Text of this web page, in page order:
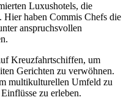
Luxushotels, die
Hier haben Commis Chefs die
anspruchsvollen
Kreuzfahrtschiffen, um
Gerichten zu verwöhnen.
multikulturellen Umfeld zu
zu erleben.